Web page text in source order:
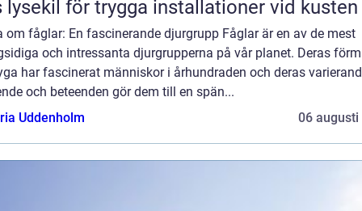
lysekil för trygga installationer vid kusten
om fåglar: En fascinerande djurgrupp Fåglar är en av de mest
och intressanta djurgrupperna på vår planet. Deras
har fascinerat människor i århundraden och deras
och beteenden gör dem till en spän...
Uddenholm
06 augusti